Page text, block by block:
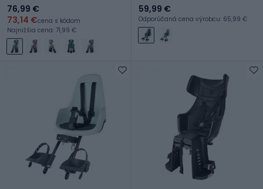
76,99 €
73,14 €cena s kódom
Najnižšia cena: 71,99 €
59,99 €
Odporúčaná cena výrobcu: 65,99 €